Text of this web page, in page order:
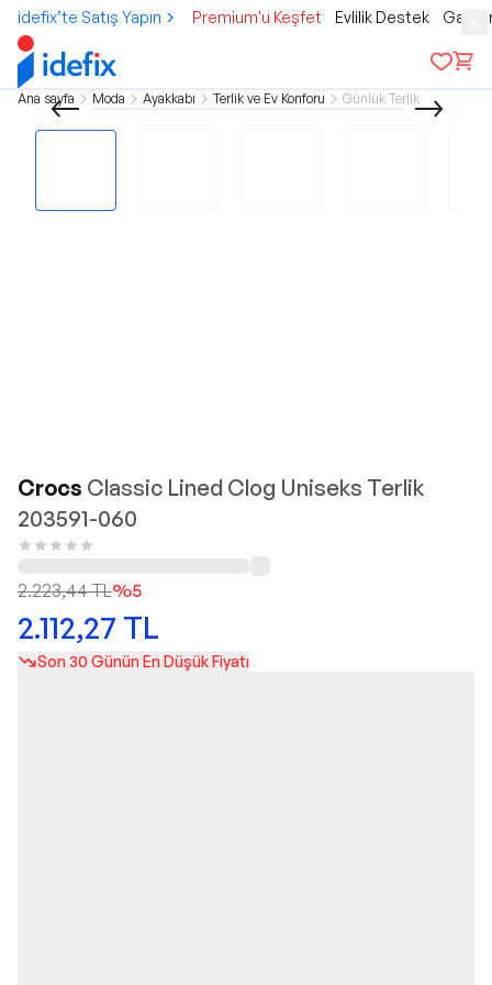
idefix’te Satış Yapın Premium'u Keşfet Evlilik Destek
Ana sayfa Moda Ayakkabı Terlik ve Ev Konforu Günlük Terlik
Crocs Classic Lined Clog Uniseks Terlik
203591-060
2.223,44TL%5
2.112,27 TL
Son 30 Günün En Düşük Fiyatı